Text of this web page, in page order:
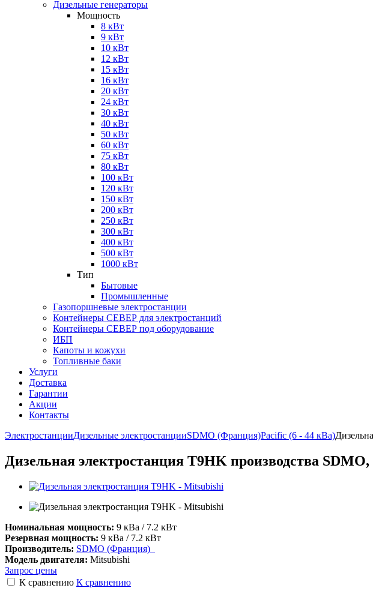
Дизельные генераторы
Мощность
8 кВт
9 кВт
10 кВт
12 кВт
15 кВт
16 кВт
20 кВт
24 кВт
30 кВт
40 кВт
50 кВт
60 кВт
75 кВт
80 кВт
100 кВт
120 кВт
150 кВт
200 кВт
250 кВт
300 кВт
400 кВт
500 кВт
1000 кВт
Тип
Бытовые
Промышленные
Газопоршневые электростанции
Контейнеры СЕВЕР для электростанций
Контейнеры СЕВЕР под оборудование
ИБП
Капоты и кожухи
Топливные баки
Услуги
Доставка
Гарантии
Акции
Контакты
ЭлектростанцииДизельные электростанцииSDMO (Франция)Pacific (6 - 44 кВа)
Дизельная электростанция T9HK производства
Номинальная мощность: 9 кВа / 7.2 кВт
Резервная мощность: 9 кВа / 7.2 кВт
Производитель: SDMO (Франция)
Модель двигателя: Mitsubishi
Запрос цены
К сравнению К сравнению